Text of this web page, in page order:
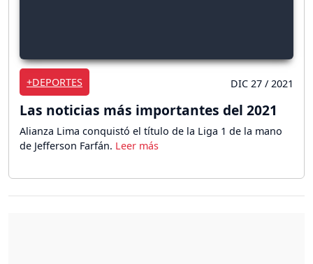
+DEPORTES DIC 27 / 2021
Las noticias más importantes del 2021
Alianza Lima conquistó el título de la Liga 1 de la mano
de Jefferson Farfán.